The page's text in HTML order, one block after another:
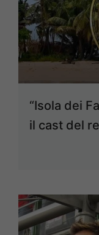
“Isola dei
il cast del